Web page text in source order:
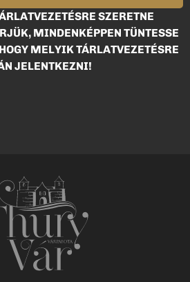
SZERETNE
MINDENKÉPPEN TÜNTESSE
MELYIK TÁRLATVEZETÉSRE
JELENTKEZNI!